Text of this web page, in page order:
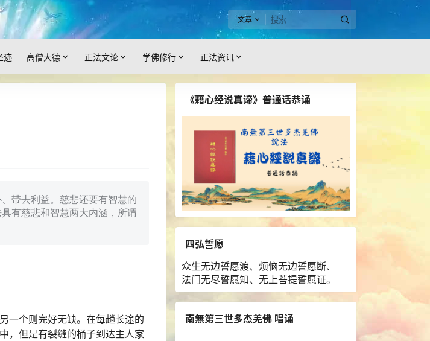
文章
迹 高僧大德 正法文论 学佛修行 正法资讯
带去利益。慈悲还要有智慧的
有慈悲和智慧两大内涵，所谓
一个则完好无缺。在每趟长途的
，但是有裂缝的桶子到达主人家
《藉心经说真谛》普通话恭诵
四弘誓愿
众生无边誓愿渡、烦恼无边誓愿断、
法门无尽誓愿知、无上菩提誓愿证。
南無第三世多杰羌佛 唱诵